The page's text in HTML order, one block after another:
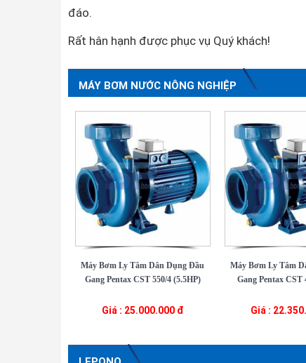
đáo.
Rất hân hạnh được phục vụ Quý khách!
MÁY BƠM NƯỚC NÔNG NGHIỆP
Máy Bơm Ly Tâm Dân Dụng Đầu
Gang Pentax CST 550/4 (5.5HP)
Giá : 25.000.000 đ
Máy Bơm Ly Tâm
Gang Pentax CST
Giá :